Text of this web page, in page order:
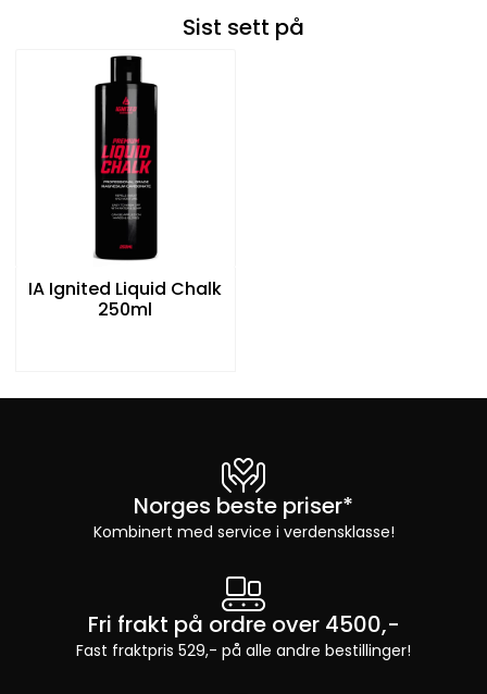
Sist sett på
IA Ignited Liquid Chalk
250ml
Norges beste priser*
Kombinert med service i verdensklasse!
Fri frakt på ordre over 4500,-
Fast fraktpris 529,- på alle andre bestillinger!